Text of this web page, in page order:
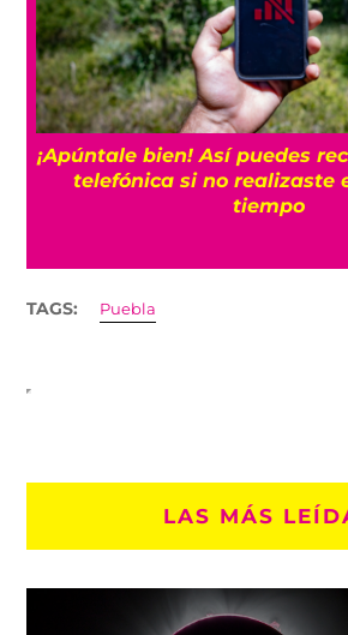
¡Apúntale bien! Así puedes
telefónica si no realizaste
tiempo
TAGS: Puebla
LAS MÁS